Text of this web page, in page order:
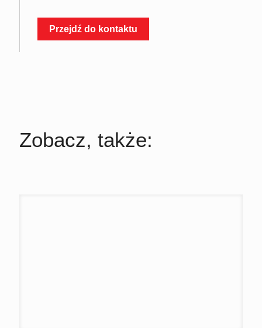
Przejdź do kontaktu
Zobacz, także: